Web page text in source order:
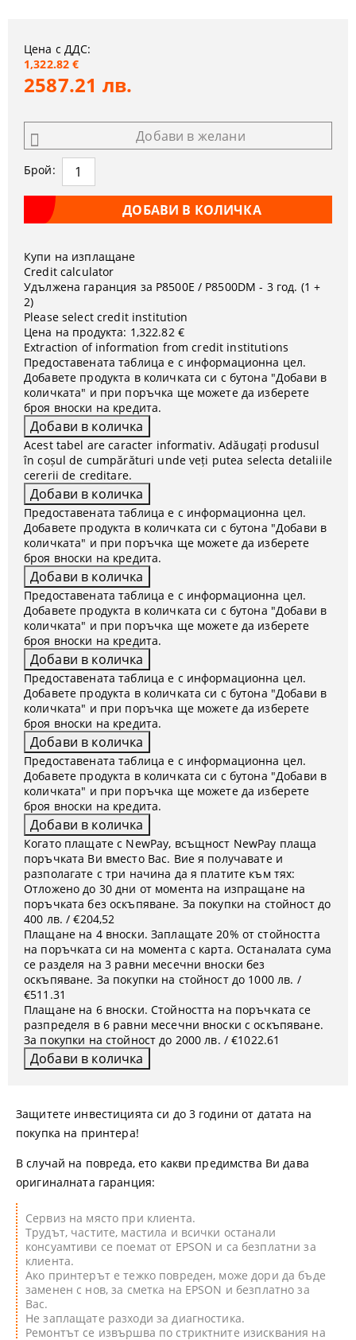
Защитете инвестицията си до 3 години от датата на
покупка на принтера!
В случай на повреда, ето какви предимства Ви дава
оригиналната гаранция:
Сервиз на място при клиента.
Трудът, частите, мастила и всички останали
консуамтиви се поемат от EPSON и са безплатни за
клиента.
Ако принтерът е тежко повреден, може дори да бъде
заменен с нов, за сметка на EPSON и безплатно за
Вас.
Не заплащате разходи за диагностика.
Ремонтът се извършва по стриктните изисквания на
Цена с ДДС:
1,322.82 €
2587.21 лв.
Добави в желани
Брой:
Купи на изплащане
Credit calculator
Удължена гаранция за P8500E / P8500DМ - 3 год. (1 +
2)
Please select credit institution
Цена на продукта: 1,322.82 €
Extraction of information from credit institutions
Предоставената таблица е с информационна цел.
Добавете продукта в количката си с бутона "Добави в
количката" и при поръчка ще можете да изберете
броя вноски на кредита.
Acest tabel are caracter informativ. Adăugați produsul
în coșul de cumpărături unde veți putea selecta detaliile
cererii de creditare.
Предоставената таблица е с информационна цел.
Добавете продукта в количката си с бутона "Добави в
количката" и при поръчка ще можете да изберете
броя вноски на кредита.
Предоставената таблица е с информационна цел.
Добавете продукта в количката си с бутона "Добави в
количката" и при поръчка ще можете да изберете
броя вноски на кредита.
Предоставената таблица е с информационна цел.
Добавете продукта в количката си с бутона "Добави в
количката" и при поръчка ще можете да изберете
броя вноски на кредита.
Предоставената таблица е с информационна цел.
Добавете продукта в количката си с бутона "Добави в
количката" и при поръчка ще можете да изберете
броя вноски на кредита.
Когато плащате с NewPay, всъщност NewPay плаща
поръчката Ви вместо Вас. Вие я получавате и
разполагате с три начина да я платите към тях:
Отложено до 30 дни от момента на изпращане на
поръчката без оскъпяване. За покупки на стойност до
400 лв. / €204,52
Плащане на 4 вноски. Заплащате 20% от стойността
на поръчката си на момента с карта. Останалата сума
се разделя на 3 равни месечни вноски без
оскъпяване. За покупки на стойност до 1000 лв. /
€511.31
Плащане на 6 вноски. Стойността на поръчката се
разпределя в 6 равни месечни вноски с оскъпяване.
За покупки на стойност до 2000 лв. / €1022.61